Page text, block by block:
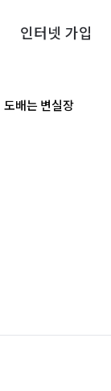
인터넷 가입
도배는 변실장